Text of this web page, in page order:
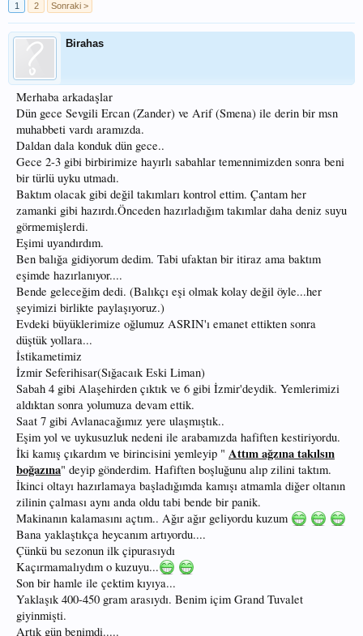
1 2 Sonraki >
Birahas
Merhaba arkadaşlar
Dün gece Sevgili Ercan (Zander) ve Arif (Smena) ile derin bir msn
muhabbeti vardı aramızda.
Daldan dala konduk dün gece..
Gece 2-3 gibi birbirimize hayırlı sabahlar temennimizden sonra beni
bir türlü uyku utmadı.
Baktım olacak gibi değil takımları kontrol ettim. Çantam her
zamanki gibi hazırdı.Önceden hazırladığım takımlar daha deniz suyu
görmemişlerdi.
Eşimi uyandırdım.
Ben balığa gidiyorum dedim. Tabi ufaktan bir itiraz ama baktım
eşimde hazırlanıyor....
Bende geleceğim dedi. (Balıkçı eşi olmak kolay değil öyle...her
şeyimizi birlikte paylaşıyoruz.)
Evdeki büyüklerimize oğlumuz ASRIN'ı emanet ettikten sonra
düştük yollara...
İstikametimiz
İzmir Seferihisar(Sığacaık Eski Liman)
Sabah 4 gibi Alaşehirden çıktık ve 6 gibi İzmir'deydik. Yemlerimizi
aldıktan sonra yolumuza devam ettik.
Saat 7 gibi Avlanacağımız yere ulaşmıştık..
Eşim yol ve uykusuzluk nedeni ile arabamızda hafiften kestiriyordu.
İki kamış çıkardım ve birincisini yemleyip " Attım ağzına takılsın
boğazına" deyip gönderdim. Hafiften boşluğunu alıp zilini taktım.
İkinci oltayı hazırlamaya başladığımda kamışı atmamla diğer oltanın
zilinin çalması aynı anda oldu tabi bende bir panik.
Makinanın kalamasını açtım.. Ağır ağır geliyordu kuzum
Bana yaklaştıkça heycanım artıyordu....
Çünkü bu sezonun ilk çipurasıydı
Kaçırmamalıydım o kuzuyu...
Son bir hamle ile çektim kıyıya...
Yaklaşık 400-450 gram arasıydı. Benim içim Grand Tuvalet
giyinmişti.
Artık gün benimdi.....